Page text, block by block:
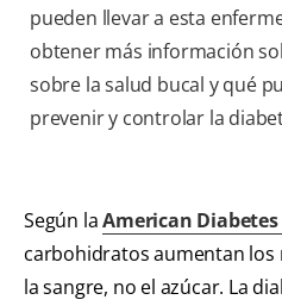
pueden llevar a esta
obtener más información
sobre la salud bucal y qué
prevenir y controlar la
Según laAmerican
carbohidratos aumentan los
la sangre, no el azúcar. La